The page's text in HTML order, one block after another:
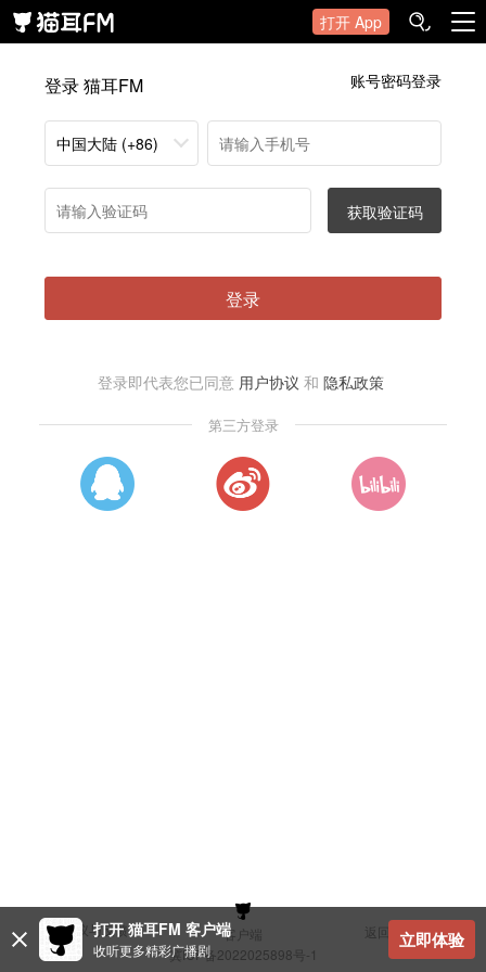
打开 App
登录 猫耳FM 账号密码登录
中国大陆 (+86)
获取验证码
登录
登录即代表您已同意 用户协议 和 隐私政策
第三方登录
建议与反馈 客户端
返回顶部
冀ICP备2022025898号-1
打开 猫耳FM 客户端
收听更多精彩广播剧 立即体验